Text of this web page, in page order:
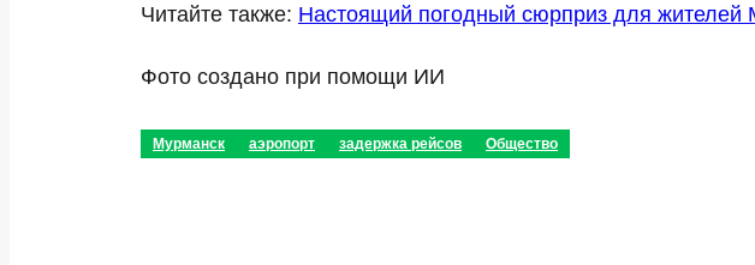
Читайте также: Настоящий погодный сюрприз для жителей
Фото создано при помощи ИИ
Мурманск аэропорт задержка рейсов Общество